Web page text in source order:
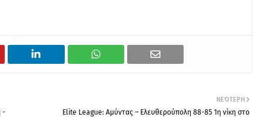
ΝΕΌΤΕΡΗ
Elite League: Αμύντας – Ελευθερούπολη 88-85 1η νίκη στο
-